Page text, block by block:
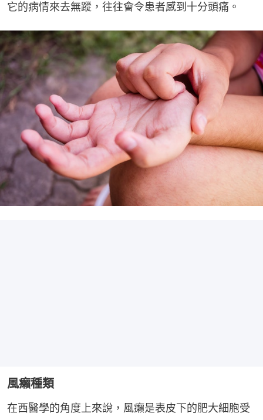
它的病情來去無蹤，往往會令患者感到十分頭痛。
風癩種類
在西醫學的角度上來說，風癩是表皮下的肥大細胞受